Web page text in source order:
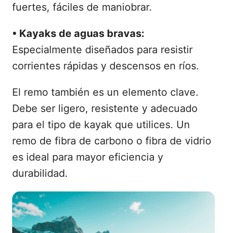
fuertes, fáciles de maniobrar.
• Kayaks de aguas bravas:
Especialmente diseñados para resistir
corrientes rápidas y descensos en ríos.
El remo también es un elemento clave.
Debe ser ligero, resistente y adecuado
para el tipo de kayak que utilices. Un
remo de fibra de carbono o fibra de vidrio
es ideal para mayor eficiencia y
durabilidad.